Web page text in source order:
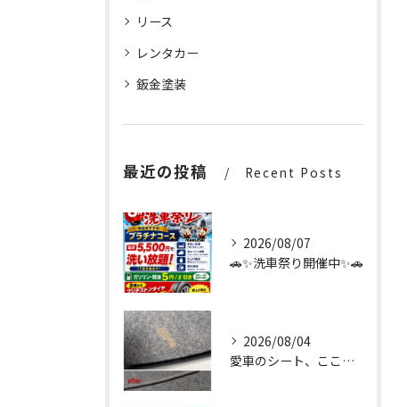
リース
レンタカー
鈑金塗装
最近の投稿 Recent Posts
2026/08/07
🚗✨洗車祭り開催中✨🚗
2026/08/04
愛車のシート、ここまで輝く✨